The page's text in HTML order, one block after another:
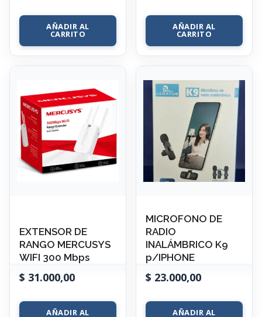
AÑADIR AL
CARRITO
AÑADIR AL
CARRITO
EXTENSOR DE
RANGO MERCUSYS
WIFI 300 Mbps
$ 31.000,00
AÑADIR AL
MICROFONO DE
RADIO
INALÁMBRICO K9
p/IPHONE
$ 23.000,00
AÑADIR AL